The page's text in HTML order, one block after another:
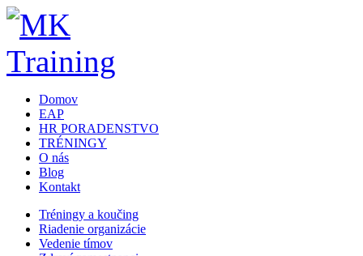
Domov
EAP
HR PORADENSTVO
TRÉNINGY
O nás
Blog
Kontakt
Tréningy a koučing
Riadenie organizácie
Vedenie tímov